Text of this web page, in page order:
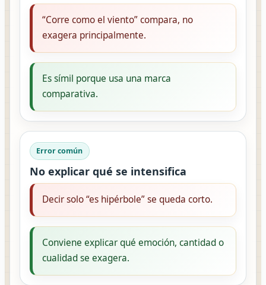
“Corre como el viento” compara, no
exagera principalmente.
Es símil porque usa una marca
comparativa.
Error común
No explicar qué se intensifica
Decir solo “es hipérbole” se queda corto.
Conviene explicar qué emoción, cantidad o
cualidad se exagera.